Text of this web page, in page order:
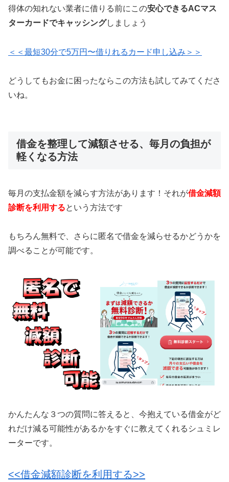
得体の知れない業者に借りる前にこの安心できるACマス
ターカードでキャッシングしましょう
＜＜最短30分で5万円〜借りれるカード申し込み＞＞
どうしてもお金に困ったならこの方法も試してみてくださ
いね。
借金を整理して減額させる、毎月の負担が
軽くなる方法
毎月の支払金額を減らす方法があります！それが借金減額
診断を利用するという方法です
もちろん無料で、さらに匿名で借金を減らせるかどうかを
調べることが可能です。
かんたんな３つの質問に答えると、今抱えている借金がど
れだけ減る可能性があるかをすぐに教えてくれるシュミレ
ーターです。
<<借金減額診断を利用する>>